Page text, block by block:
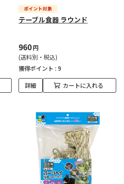
テーブル食器 ラウンド
960円
(送料別・税込)
獲得ポイント : 9
詳細 カートに入れる